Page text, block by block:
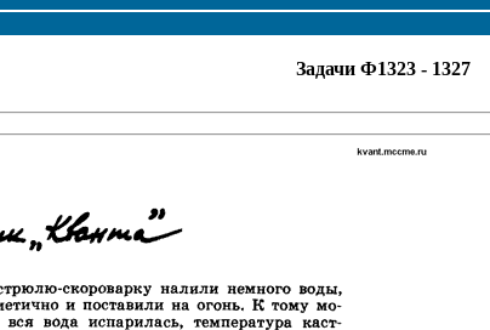
Задачи Ф1323 - 1327